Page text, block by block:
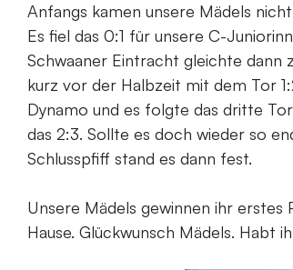
Anfangs kamen unsere Mädels
Es fiel das 0:1 für unsere C-
Schwaaner Eintracht gleichte dann
kurz vor der Halbzeit mit dem Tor
Dynamo und es folgte das dritte
das 2:3. Sollte es doch wieder so
Schlusspfiff stand es dann fest.
Unsere Mädels gewinnen ihr
Hause. Glückwunsch Mädels. Habt